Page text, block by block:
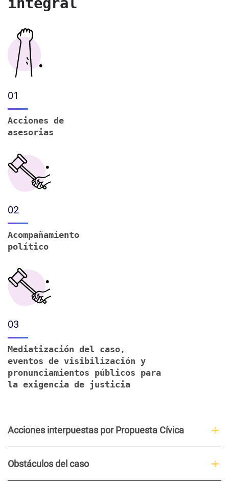
01
Acciones de
asesorias
02
Acompañamiento
político
03
Mediatización del caso,
eventos de visibilización y
pronunciamientos públicos para
la exigencia de justicia
Acciones interpuestas por Propuesta Cívica
Obstáculos del caso